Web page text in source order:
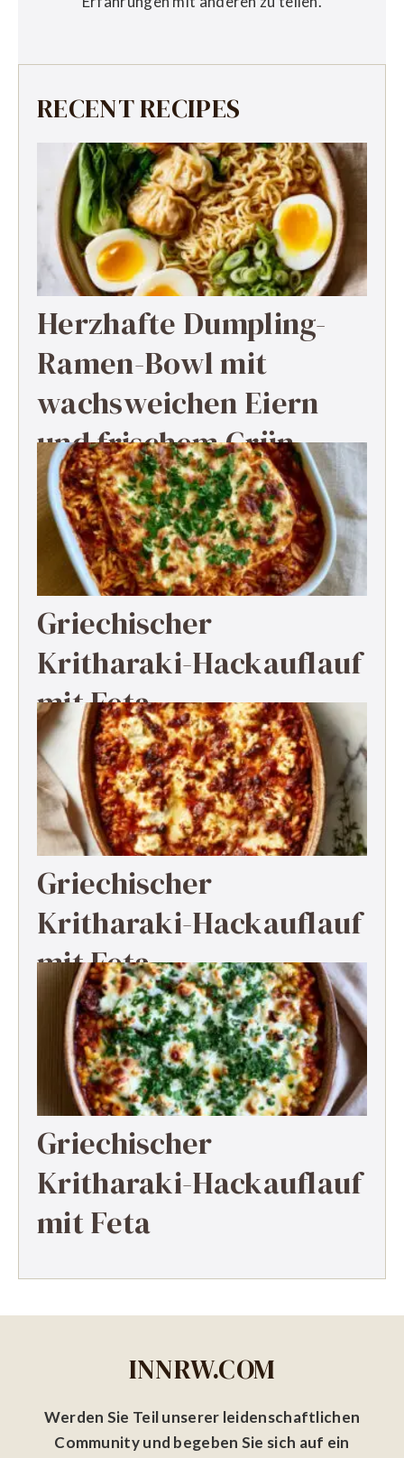
RECENT RECIPES
Herzhafte Dumpling-
Ramen-Bowl mit
wachsweichen Eiern
und frischem Grün
Griechischer
Kritharaki-Hackauflauf
mit Feta
Griechischer
Kritharaki-Hackauflauf
mit Feta
Griechischer
Kritharaki-Hackauflauf
mit Feta
INNRW.COM
Werden Sie Teil unserer leidenschaftlichen
Community und begeben Sie sich auf ein